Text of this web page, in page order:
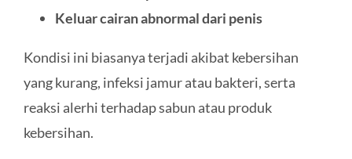
Keluar cairan abnormal dari penis
Kondisi ini biasanya terjadi akibat kebersihan
yang kurang, infeksi jamur atau bakteri, serta
reaksi alerhi terhadap sabun atau produk
kebersihan.